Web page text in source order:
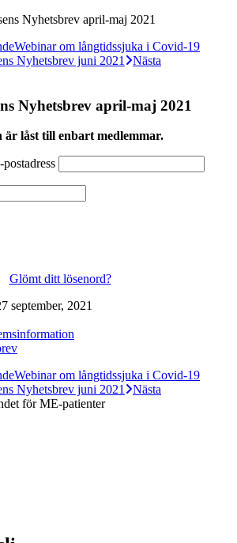
Nyhetsbrev april-maj 2021
Webinar om långtidssjuka i Covid-19
Nyhetsbrev juni 2021 Nästa
Nyhetsbrev april-maj 2021
låst till enbart medlemmar.
Glömt ditt lösenord?
september, 2021
Webinar om långtidssjuka i Covid-19
Nyhetsbrev juni 2021 Nästa